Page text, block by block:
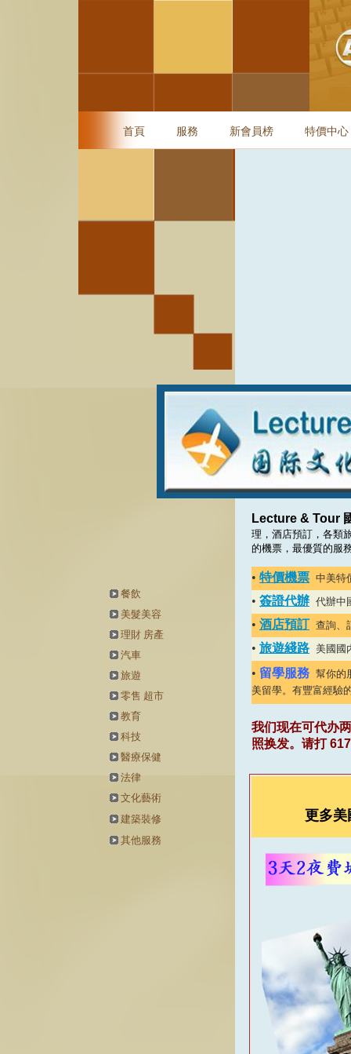
首頁 服務 新會員榜 特價中心
餐飲
美髮美容
理財 房產
汽車
旅遊
零售 超市
教育
科技
醫療保健
法律
文化藝術
建築裝修
其他服務
Lecture & Tour
理，酒店預訂，各類
的機票，最優質的服
• 特價機票 中美特
• 簽證代辦 代辦中
• 酒店預訂 查詢、
• 旅遊綫路 美國國
• 留學服務 幫你的
美留學。有豐富經驗
我们现在可代办
照换发。请打
更多美